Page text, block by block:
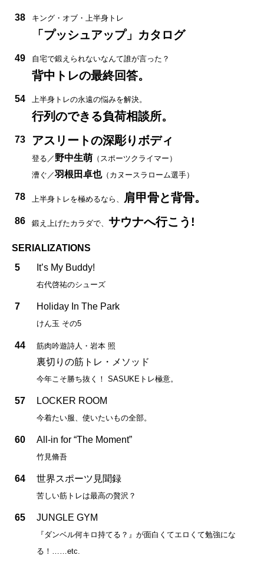
38 キング・オブ・上半身トレ
「プッシュアップ」カタログ
49 自宅で鍛えられないなんて誰が言った？
背中トレの最終回答。
54 上半身トレの永遠の悩みを解決。
行列のできる負荷相談所。
73 アスリートの深彫りボディ
登る／ 野中生萌 （スポーツクライマー）
漕ぐ／羽根田卓也（カヌースラローム選手）
78 上半身トレを極めるなら、 肩甲骨と背骨。
86 鍛え上げたカラダで、 サウナへ行こう!
SERIALIZATIONS
5
It’s My Buddy!
右代啓祐のシューズ
7 Holiday In The Park
けん玉 その5
44 筋肉吟遊詩人・岩本 照
裏切りの筋トレ・メソッド
今年こそ勝ち抜く！ SASUKEトレ極意。
57 LOCKER ROOM
今着たい服、使いたいもの全部。
60 All-in for “The Moment”
竹見脩吾
64 世界スポーツ見聞録
苦しい筋トレは最高の贅沢？
65 JUNGLE GYM
『ダンベル何キロ持てる？』が面白くてエロくて勉強にな
る！……etc.